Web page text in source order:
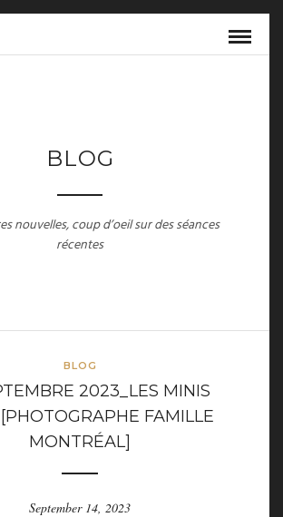
BLOG
nouvelles, coup d’oeil sur des séances
récentes
BLOG
2023_LES MINIS
[PHOTOGRAPHE FAMILLE
MONTRÉAL]
September 14, 2023